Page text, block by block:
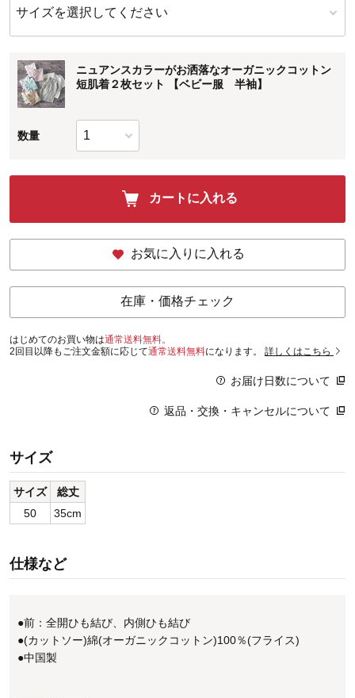
サイズを選択してください
ニュアンスカラーがお洒落なオーガニックコットン
短肌着２枚セット 【ベビー服 半袖】
数量
カートに入れる
お気に入りに入れる
在庫・価格チェック
はじめてのお買い物は通常送料無料。
2回目以降もご注文金額に応じて通常送料無料になります。 詳しくはこちら
お届け日数について
返品・交換・キャンセルについて
サイズ
サイズ
総丈
50
35cm
仕様など
●前：全開ひも結び、内側ひも結び
●(カットソー)綿(オーガニックコットン)100％(フライス)
●中国製